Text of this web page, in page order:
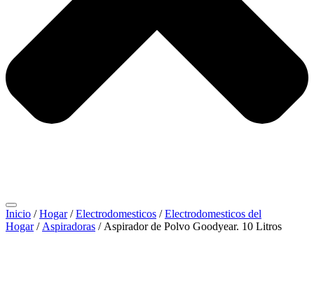
Inicio /Hogar/Electrodomesticos /Electrodomesticos del
Hogar/ Aspiradoras / Aspirador de Polvo Goodyear. 10 Litros